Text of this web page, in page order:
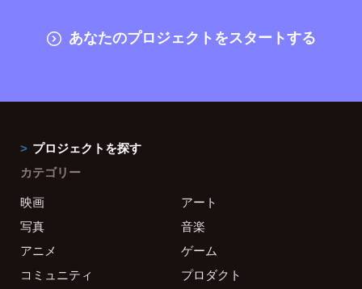
あなたのプロジェクトをスタートする
プロジェクトを探す
カテゴリー
映画
アート
写真
音楽
アニメ
ゲーム
コミュニティ
プロダクト